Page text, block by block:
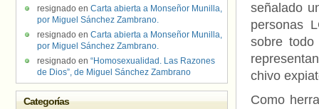
señalado
personas
sobre
chivo
Como
resignado en Carta abierta a Monseñor Munilla,
por Miguel Sánchez Zambrano.
resignado en Carta abierta a Monseñor Munilla,
por Miguel Sánchez Zambrano.
resignado en “Homosexualidad. Las Razones
de Dios”, de Miguel Sánchez Zambrano
Categorías